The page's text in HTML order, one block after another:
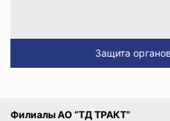
Защита
Филиалы АО “ТД ТРАКТ”